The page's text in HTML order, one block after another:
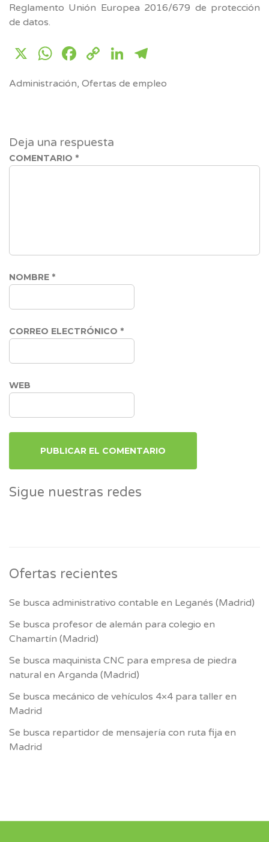
Reglamento Unión Europea 2016/679 de protección
de datos.
X WhatsApp
Facebook
CopyLinkedIn
Administración, Ofertas de empleo
Deja una respuesta
COMENTARIO *
NOMBRE *
CORREO ELECTRÓNICO *
WEB
Sigue nuestras redes
Ofertas recientes
Se busca administrativo contable en Leganés (Madrid)
Se busca profesor de alemán para colegio en
Chamartín (Madrid)
Se busca maquinista CNC para empresa de piedra
natural en Arganda (Madrid)
Se busca mecánico de vehículos 4×4 para taller en
Madrid
Se busca repartidor de mensajería con ruta fija en
Madrid